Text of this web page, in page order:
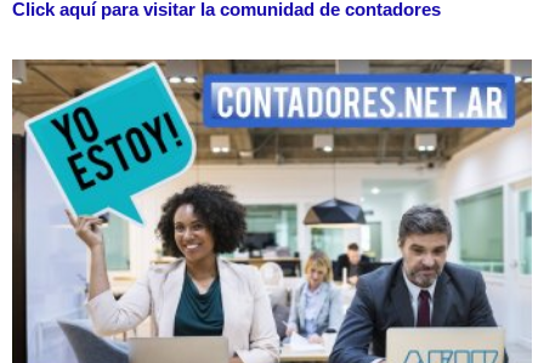
Click aquí para visitar la comunidad de contadores